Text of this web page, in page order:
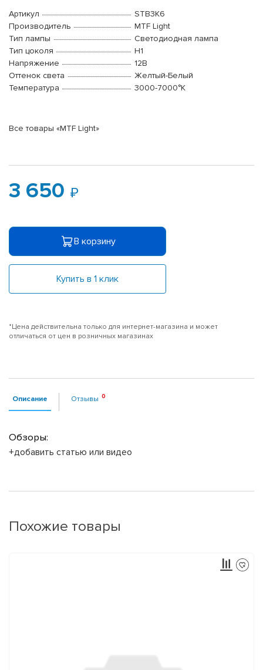
Артикул
STB3K6
Производитель
MTF Light
Тип лампы
Светодиодная лампа
Тип цоколя
H1
Напряжение
12В
Оттенок света
Желтый-Белый
Температура
3000-7000°K
Все товары «MTF Light»
3 650
В корзину
Купить в 1 клик
*Цена действительна только для интернет-магазина и может
отличаться от цен в розничных магазинах
Описание Отзывы
Обзоры:
+добавить статью или видео
Похожие товары